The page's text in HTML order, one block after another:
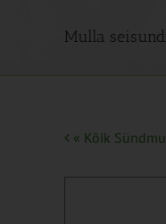
Mulla
« Kõik